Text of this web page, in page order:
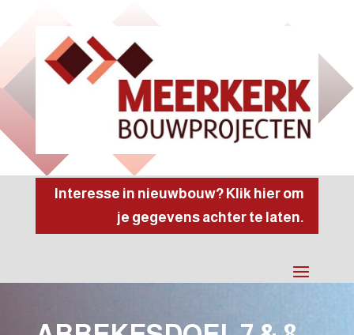
Interesse in nieuwbouw? Klik hier om
je gegevens achter te laten.